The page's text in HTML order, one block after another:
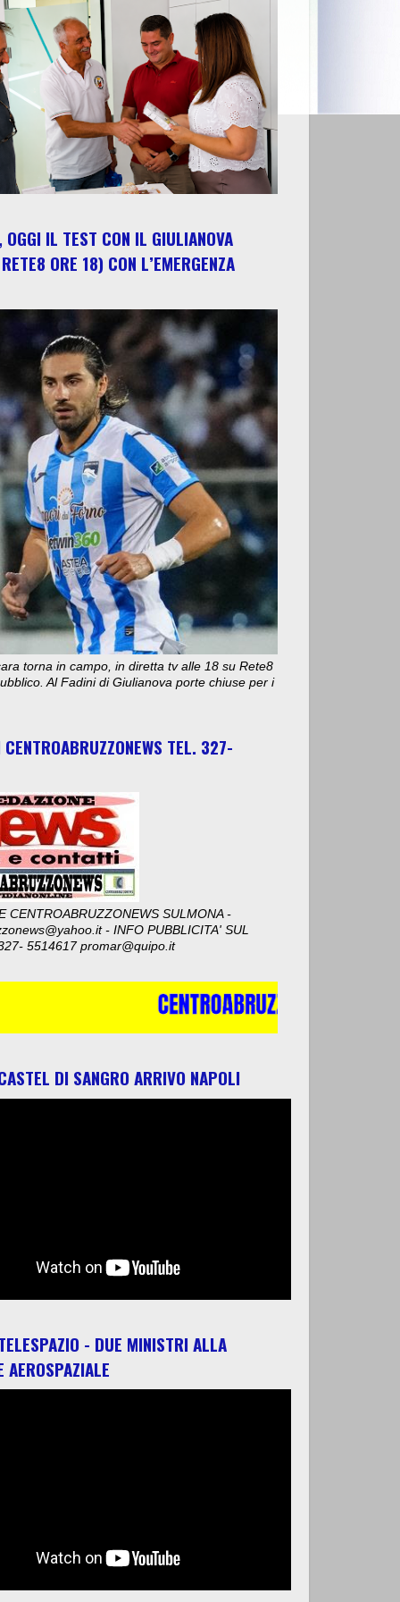
OGGI IL TEST CON IL GIULIANOVA
ORE 18) CON L’EMERGENZA
torna in campo, in diretta tv alle 18 su Rete8
Al Fadini di Giulianova porte chiuse per i
CENTROABRUZZONEWS TEL. 327-
CENTROABRUZZONEWS SULMONA -
- INFO PUBBLICITA' SUL
5514617 promar@quipo.it
DI SANGRO ARRIVO NAPOLI
- DUE MINISTRI ALLA
AEROSPAZIALE